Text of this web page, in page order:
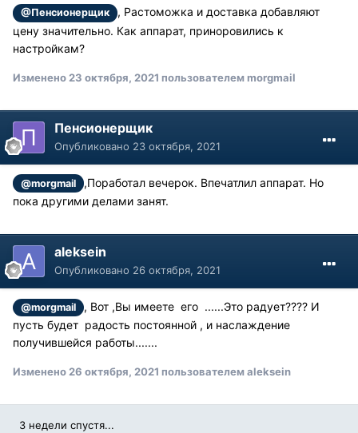
@Пенсионерщик
, Растоможка и доставка добавляют
цену значительно. Как аппарат, приноровились к
настройкам?
Изменено 23 октября, 2021 пользователем morgmail
Пенсионерщик
Опубликовано 23 октября, 2021
@morgmail
,Поработал вечерок. Впечатлил аппарат. Но
пока другими делами занят.
aleksein
Опубликовано 26 октября, 2021
@morgmail
, Вот ,Вы имеете его ......Это радует???? И
пусть будет радость постоянной , и наслаждение
получившейся работы.......
Изменено 26 октября, 2021 пользователем aleksein
3 недели спустя...